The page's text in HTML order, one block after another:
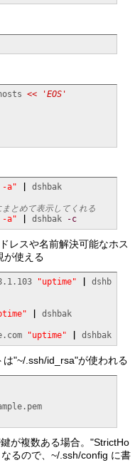
<< 'EOS'
-a" dshbak
とめて表示してくれる
-a" dshbak -c
レスや名前解決可能なホス
が使える
"uptime"
dshb
dshbak
"uptime" dshbak
"~/.ssh/id_rsa"が使われる
example.pem
が複数ある場合。"StrictHo
るので、~/.ssh/config に書